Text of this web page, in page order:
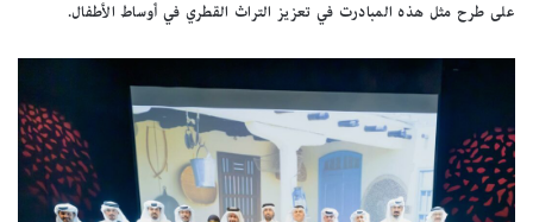
على طرح مثل هذه المبادرت في تعزيز التراث القطري في أوساط الأطفال.